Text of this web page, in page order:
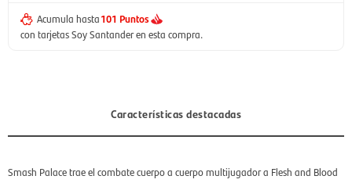
Acumula hasta101 Puntos
con tarjetas Soy Santander en esta compra.
Características destacadas
Smash Palace trae el combate cuerpo a cuerpo multijugador a Flesh and Blood